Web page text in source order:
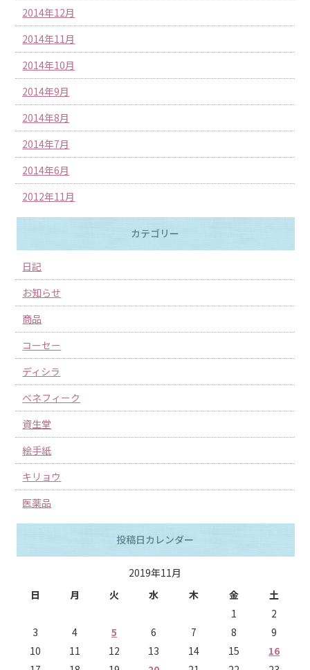
2014年12月
2014年11月
2014年10月
2014年9月
2014年8月
2014年7月
2014年6月
2012年11月
カテゴリー
日記
お知らせ
商品
コーセー
ディシラ
ベネフィーク
資生堂
絵手紙
キリョウ
医薬品
投稿日カレンダー
2019年11月
日
月 火 水 木 金
土
1
2
3
4 5 6 7 8
9
10
11 12 13 14 15
16